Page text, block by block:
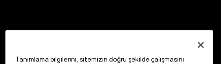
Tanımlama bilgilerini; sitemizin doğru şekilde çalışmasını